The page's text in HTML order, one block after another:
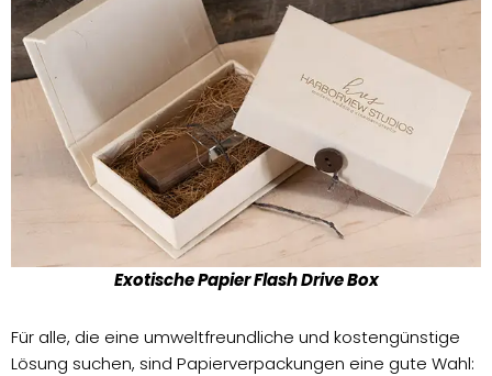
Exotische Papier Flash Drive Box
Für alle, die eine umweltfreundliche und kostengünstige
Lösung suchen, sind Papierverpackungen eine gute Wahl: